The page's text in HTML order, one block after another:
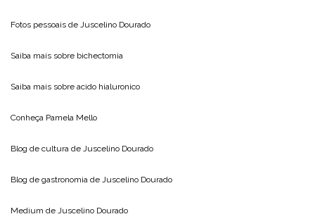
Fotos pessoais de Juscelino Dourado
Saiba mais sobre bichectomia
Saiba mais sobre acido hialuronico
Conheça Pamela Mello
Blog de cultura de Juscelino Dourado
Blog de gastronomia de Juscelino Dourado
Medium de Juscelino Dourado